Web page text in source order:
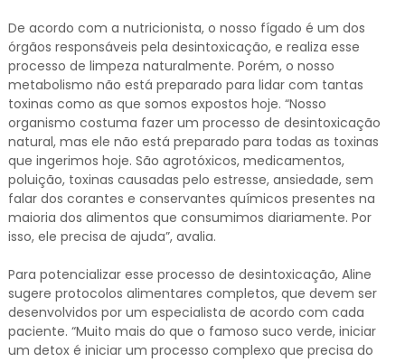
De acordo com a nutricionista, o nosso fígado é um dos
órgãos responsáveis pela desintoxicação, e realiza esse
processo de limpeza naturalmente. Porém, o nosso
metabolismo não está preparado para lidar com tantas
toxinas como as que somos expostos hoje. “Nosso
organismo costuma fazer um processo de desintoxicação
natural, mas ele não está preparado para todas as toxinas
que ingerimos hoje. São agrotóxicos, medicamentos,
poluição, toxinas causadas pelo estresse, ansiedade, sem
falar dos corantes e conservantes químicos presentes na
maioria dos alimentos que consumimos diariamente. Por
isso, ele precisa de ajuda”, avalia.
Para potencializar esse processo de desintoxicação, Aline
sugere protocolos alimentares completos, que devem ser
desenvolvidos por um especialista de acordo com cada
paciente. “Muito mais do que o famoso suco verde, iniciar
um detox é iniciar um processo complexo que precisa do